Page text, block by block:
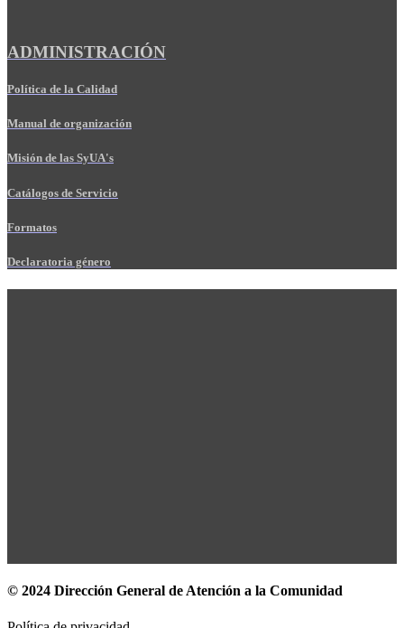
ADMINISTRACIÓN
Política de la Calidad
Manual de organización
Misión de las SyUA's
Catálogos de Servicio
Formatos
Declaratoria género
© 2024 Dirección General de Atención a la Comunidad